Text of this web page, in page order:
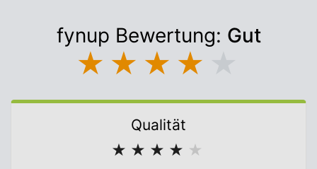
fynup Bewertung: Gut
★ ★ ★ ★
Qualität
★ ★ ★ ★ ★